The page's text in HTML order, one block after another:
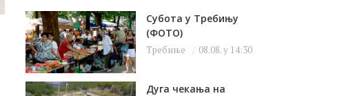
Субота у Требињу
(ФОТО)
Требиње 08.08. у 14:30
Дуга чекања на